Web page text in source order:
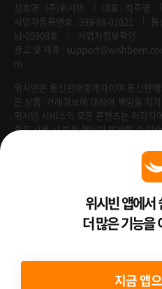
상호명 : (주)위시빈 대표 : 최주영
사업자등록번호 : 599-88-01021
통
남-05908호
사업자정보확인
광고 및 제휴 :
m
위시빈은 통신판매중개자이며 통신판
은 상품·거래정보에 대하여 책임을 지지
위시빈 서비스의 모든 콘텐츠는 저작자
혹은 사용 시 법적 책임이 발생할 수 있
Venture Enterprise위시빈 앱에서
더 많은 기능을
지금 앱